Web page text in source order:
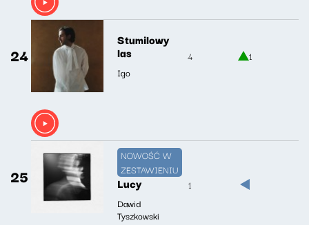
24
Stumilowy
las
Igo
4 1
25
NOWOŚĆ W
ZESTAWIENIU
Lucy
Dawid
Tyszkowski
1